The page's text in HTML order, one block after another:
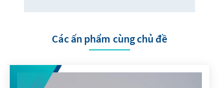
Các ấn phẩm cùng chủ đề